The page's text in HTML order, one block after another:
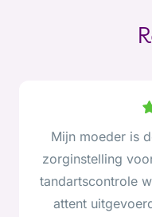
Mijn moeder is
zorginstelling
tandartscontrole
attent